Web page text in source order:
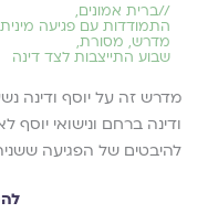
//ברית אמונים,
התמודדות עם פגיעה מינית,
מדרש, מסורת,
שבוע התייצבות לצד דינה
מדרש זה על יוסף ודינה
ודינה ברחם ונישואי
להיבטים של הפגיעה